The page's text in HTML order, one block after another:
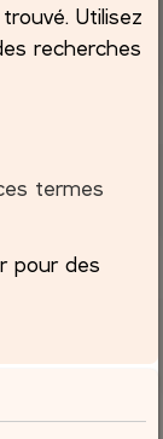
Utilisez
recherches
termes
pour des